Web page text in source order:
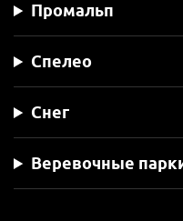
Промальп
Спелео
Снег
Веревочные